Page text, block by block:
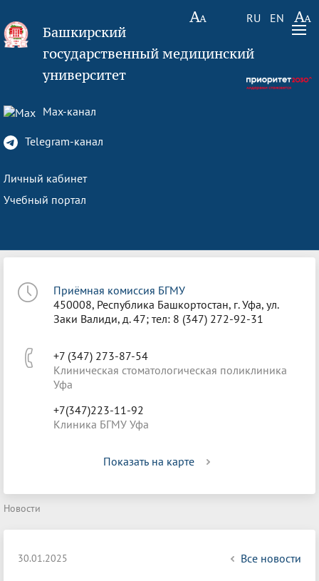
RU EN
Башкирский
государственный медицинский
университет
Max-канал
Telegram-канал
Личный кабинет
Учебный портал
Приёмная комиссия БГМУ
450008, Республика Башкортостан, г. Уфа, ул.
Заки Валиди, д. 47; тел: 8 (347) 272-92-31
+7 (347) 273-87-54
Клиническая стоматологическая поликлиника
Уфа
+7(347)223-11-92
Клиника БГМУ Уфа
Показать на карте
Новости
30.01.2025 Все новости